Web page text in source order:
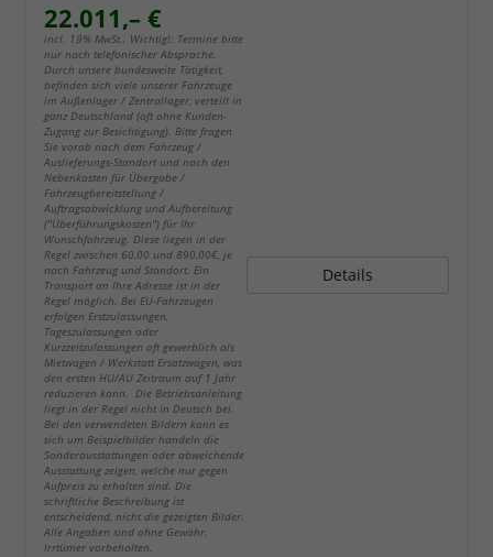
22.011,– €
incl. 19% MwSt.. Wichtig!: Termine bitte
nur nach telefonischer Absprache.
Durch unsere bundesweite Tätigkeit,
befinden sich viele unserer Fahrzeuge
im Außenlager / Zentrallager, verteilt in
ganz Deutschland (oft ohne Kunden-
Zugang zur Besichtigung). Bitte fragen
Sie vorab nach dem Fahrzeug /
Auslieferungs-Standort und nach den
Nebenkosten für Übergabe /
Fahrzeugbereitstellung /
Auftragsabwicklung und Aufbereitung
("Überführungskosten") für Ihr
Wunschfahrzeug. Diese liegen in der
Regel zwischen 60,00 und 890,00€, je
nach Fahrzeug und Standort. Ein
Transport an Ihre Adresse ist in der
Regel möglich. Bei EU-Fahrzeugen
erfolgen Erstzulassungen,
Tageszulassungen oder
Kurzzeitzulassungen oft gewerblich als
Mietwagen / Werkstatt Ersatzwagen, was
den ersten HU/AU Zeitraum auf 1 Jahr
reduzieren kann. Die Betriebsanleitung
liegt in der Regel nicht in Deutsch bei.
Bei den verwendeten Bildern kann es
sich um Beispielbilder handeln die
Sonderausstattungen oder abweichende
Ausstattung zeigen, welche nur gegen
Aufpreis zu erhalten sind. Die
schriftliche Beschreibung ist
entscheidend, nicht die gezeigten Bilder.
Alle Angaben sind ohne Gewähr.
Irrtümer vorbehalten.
Details